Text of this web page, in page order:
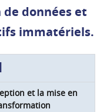
données et
immatériels.
et la mise en